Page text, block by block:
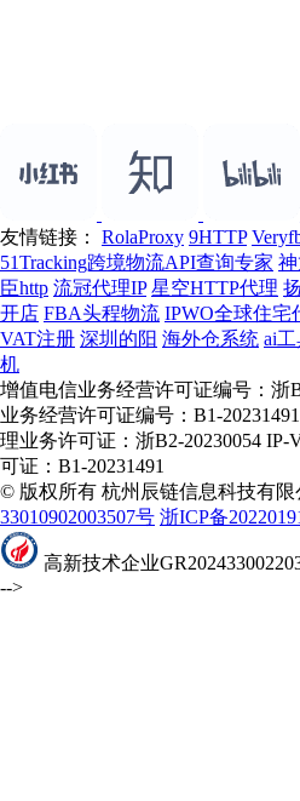
友情链接： RolaProxy 9HTTP
51Tracking跨境物流API查询专家
臣http 流冠代理IP 星空HTTP代理
开店 FBA头程物流 IPWO全球住宅
VAT注册 深圳的阳 海外仓系统 ai
机
增值电信业务经营许可证编号：浙
业务经营许可证编号：B1-
理业务许可证：浙B2-20230054
可证：B1-20231491
© 版权所有 杭州辰链信息科技有限
33010902003507号 浙ICP备
高新技术企业
-->